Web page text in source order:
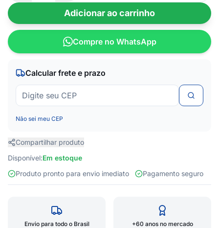
Adicionar ao carrinho
Compre no WhatsApp
Calcular frete e prazo
Não sei meu CEP
Compartilhar produto
Disponível:Em estoque
Produto pronto para envio imediato
Pagamento seguro
Envio para todo o Brasil +60 anos no mercado